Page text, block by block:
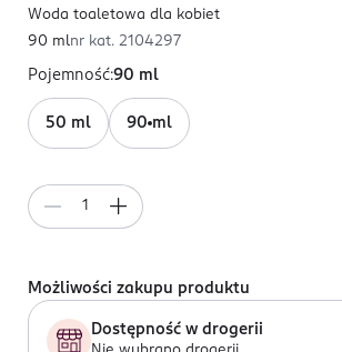
Woda toaletowa dla kobiet
90 mlnr kat. 2104297
Pojemność:90 ml
50 ml 90 ml
Możliwości zakupu produktu
Dostępność w drogerii